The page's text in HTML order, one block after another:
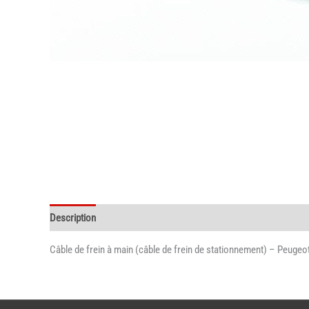
Description
Câble de frein à main (câble de frein de stationnement) –